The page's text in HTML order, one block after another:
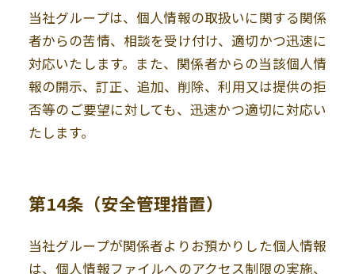
当社グループは、個人情報の取扱いに関する関係
者からの苦情、相談を受け付け、適切かつ迅速に
対応いたします。また、関係者からの当該個人情
報の開示、訂正、追加、削除、利用又は提供の拒
否等のご要望に対しても、迅速かつ適切に対応い
たします。
第14条（安全管理措置）
当社グループが関係者よりお預かりした個人情報
は、個人情報ファイルへのアクセス制限の実施、